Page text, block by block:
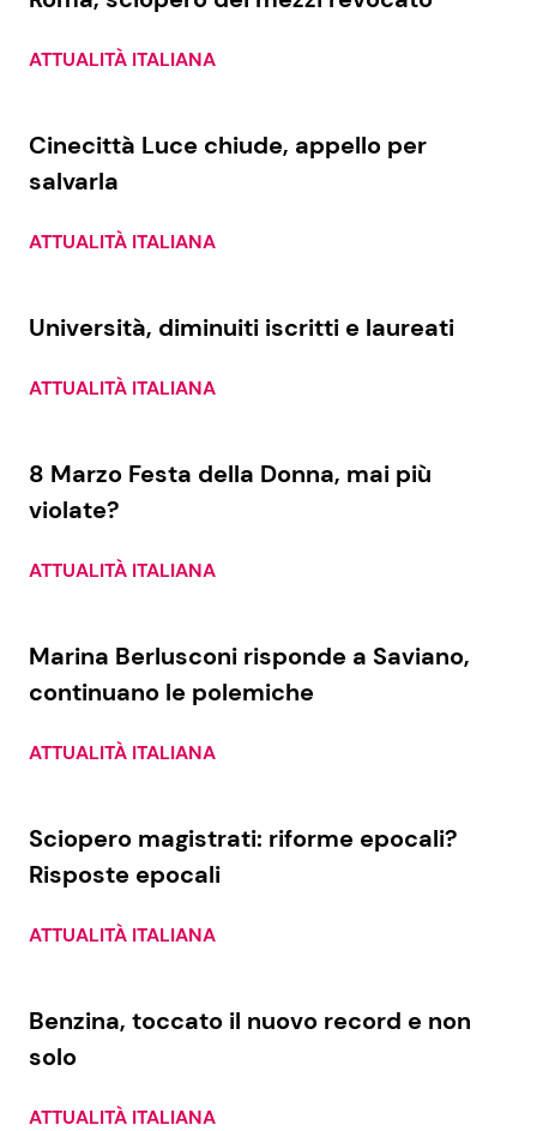
Festività
Seguici
Info
Privacy Policy
ATTUALITÀ ITALIANA
Cinecittà Luce chiude, appello per
salvarla
ATTUALITÀ ITALIANA
Università, diminuiti iscritti e laureati
ATTUALITÀ ITALIANA
8 Marzo Festa della Donna, mai più
violate?
ATTUALITÀ ITALIANA
Marina Berlusconi risponde a Saviano,
continuano le polemiche
ATTUALITÀ ITALIANA
Sciopero magistrati: riforme epocali?
Risposte epocali
ATTUALITÀ ITALIANA
Benzina, toccato il nuovo record e non
solo
ATTUALITÀ ITALIANA